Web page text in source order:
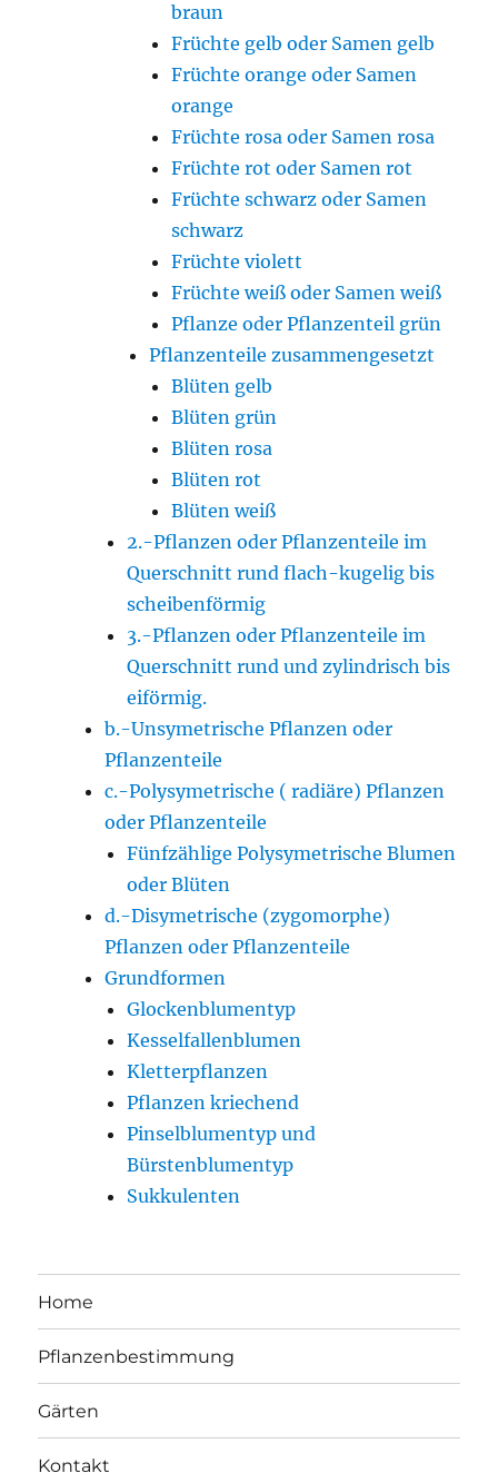
braun
Früchte gelb oder Samen gelb
Früchte orange oder Samen
orange
Früchte rosa oder Samen rosa
Früchte rot oder Samen rot
Früchte schwarz oder Samen
schwarz
Früchte violett
Früchte weiß oder Samen weiß
Pflanze oder Pflanzenteil grün
Pflanzenteile zusammengesetzt
Blüten gelb
Blüten grün
Blüten rosa
Blüten rot
Blüten weiß
2.-Pflanzen oder Pflanzenteile im
Querschnitt rund flach-kugelig bis
scheibenförmig
3.-Pflanzen oder Pflanzenteile im
Querschnitt rund und zylindrisch bis
eiförmig.
b.-Unsymetrische Pflanzen oder
Pflanzenteile
c.-Polysymetrische ( radiäre) Pflanzen
oder Pflanzenteile
Fünfzählige Polysymetrische Blumen
oder Blüten
d.-Disymetrische (zygomorphe)
Pflanzen oder Pflanzenteile
Grundformen
Glockenblumentyp
Kesselfallenblumen
Kletterpflanzen
Pflanzen kriechend
Pinselblumentyp und
Bürstenblumentyp
Sukkulenten
Home
Pflanzenbestimmung
Gärten
Kontakt